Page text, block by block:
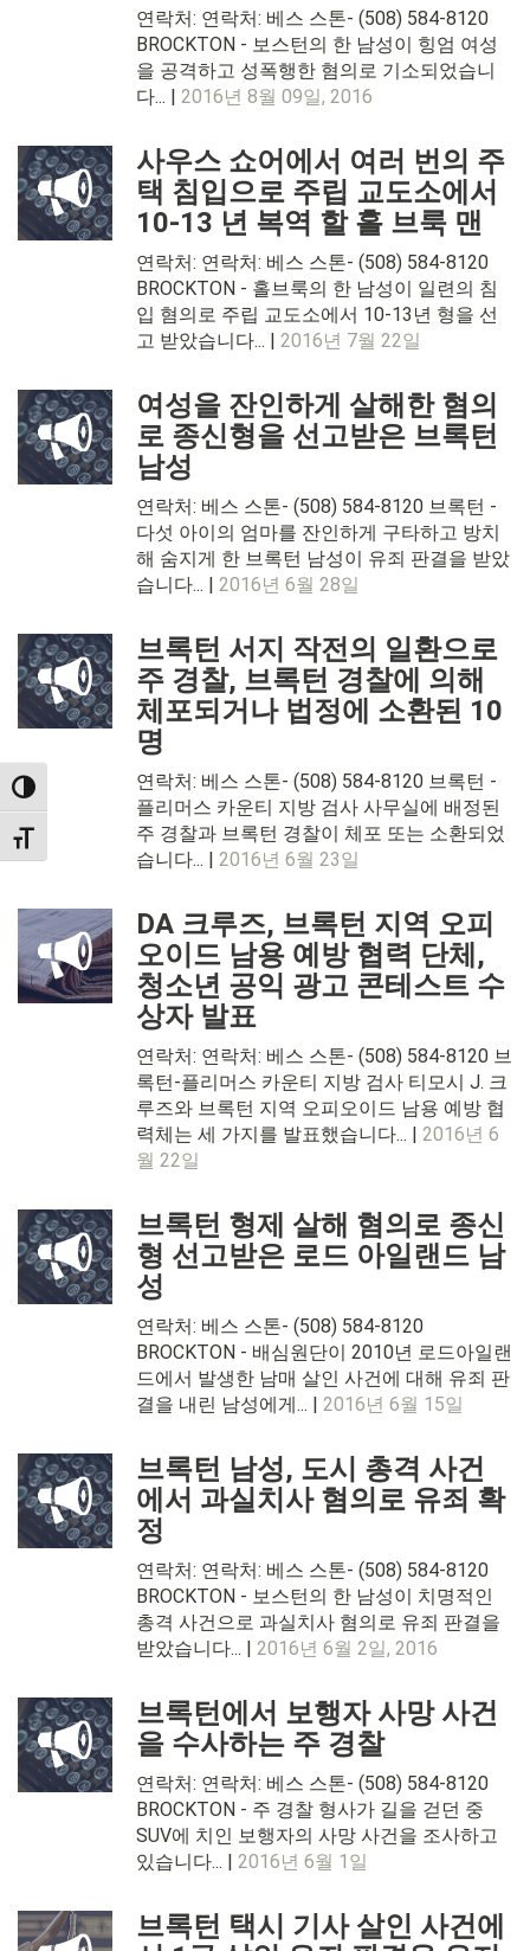
TOGGLE HIGH CONTRAST
TOGGLE FONT SIZE
연락처: 연락처: 베스 스톤- (508) 584-8120
BROCKTON - 보스턴의 한 남성이 힝엄 여성
을 공격하고 성폭행한 혐의로 기소되었습니
다... | 2016년 8월 09일, 2016
사우스 쇼어에서 여러 번의 주
택 침입으로 주립 교도소에서
10-13 년 복역 할 홀 브룩 맨
연락처: 연락처: 베스 스톤- (508) 584-8120
BROCKTON - 홀브룩의 한 남성이 일련의 침
입 혐의로 주립 교도소에서 10-13년 형을 선
고 받았습니다... | 2016년 7월 22일
여성을 잔인하게 살해한 혐의
로 종신형을 선고받은 브록턴
남성
연락처: 베스 스톤- (508) 584-8120 브록턴 -
다섯 아이의 엄마를 잔인하게 구타하고 방치
해 숨지게 한 브록턴 남성이 유죄 판결을 받았
습니다... | 2016년 6월 28일
브록턴 서지 작전의 일환으로
주 경찰, 브록턴 경찰에 의해
체포되거나 법정에 소환된 10
명
연락처: 베스 스톤- (508) 584-8120 브록턴 -
플리머스 카운티 지방 검사 사무실에 배정된
주 경찰과 브록턴 경찰이 체포 또는 소환되었
습니다... | 2016년 6월 23일
DA 크루즈, 브록턴 지역 오피
오이드 남용 예방 협력 단체,
청소년 공익 광고 콘테스트 수
상자 발표
연락처: 연락처: 베스 스톤- (508) 584-8120 브
록턴-플리머스 카운티 지방 검사 티모시 J. 크
루즈와 브록턴 지역 오피오이드 남용 예방 협
력체는 세 가지를 발표했습니다... | 2016년 6
월 22일
브록턴 형제 살해 혐의로 종신
형 선고받은 로드 아일랜드 남
성
연락처: 베스 스톤- (508) 584-8120
BROCKTON - 배심원단이 2010년 로드아일랜
드에서 발생한 남매 살인 사건에 대해 유죄 판
결을 내린 남성에게... | 2016년 6월 15일
브록턴 남성, 도시 총격 사건
에서 과실치사 혐의로 유죄 확
정
연락처: 연락처: 베스 스톤- (508) 584-8120
BROCKTON - 보스턴의 한 남성이 치명적인
총격 사건으로 과실치사 혐의로 유죄 판결을
받았습니다... | 2016년 6월 2일, 2016
브록턴에서 보행자 사망 사건
을 수사하는 주 경찰
연락처: 연락처: 베스 스톤- (508) 584-8120
BROCKTON - 주 경찰 형사가 길을 걷던 중
SUV에 치인 보행자의 사망 사건을 조사하고
있습니다... | 2016년 6월 1일
브록턴 택시 기사 살인 사건에